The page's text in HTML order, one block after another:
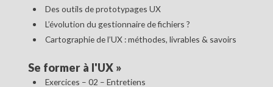
Des outils de prototypages UX
L’évolution du gestionnaire de fichiers ?
Cartographie de l’UX : méthodes, livrables & savoirs
Se former à l'UX»
Exercices – 02 – Entretiens